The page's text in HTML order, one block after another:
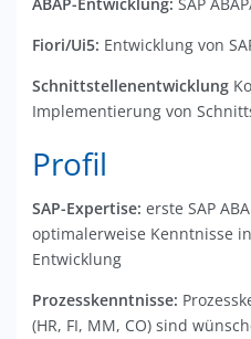
Fiori/Ui5: Entwicklung von
Schnittstellenentwicklung
Implementierung von
Profil
SAP-Expertise: erste SAP
optimalerweise Kenntnisse
Entwicklung
Prozesskenntnisse:
(HR, FI, MM, CO) sind